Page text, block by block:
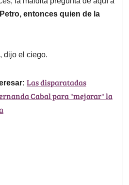
entonces quien de la
dijo el ciego.
Las disparatadas
Cabal para "mejorar" la